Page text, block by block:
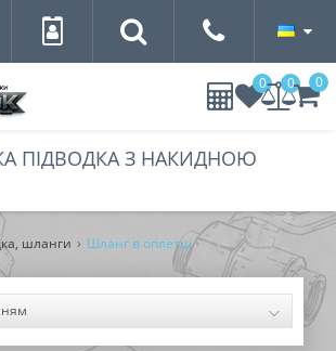
0 0 0
ПІДВОДКА З НАКИДНОЮ
шланги Шланг в оплетці